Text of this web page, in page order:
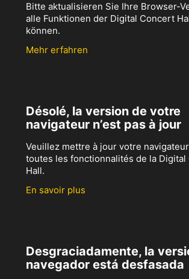
Bitte aktualisieren Sie Ihre Browser-
alle Funktionen der Digital Concert
können.
Mehr erfahren
Désolé, la version de votre
navigateur n’est pas à jour
Veuillez mettre à jour votre
toutes les fonctionnalités de la
Hall.
En savoir plus
Desgraciadamente, la
navegador está desfasada